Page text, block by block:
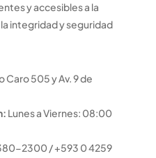
y accesibles a la
integridad y seguridad
Caro 505 y Av. 9 de
Lunes a Viernes: 08:00
2300 / +593 0 4259